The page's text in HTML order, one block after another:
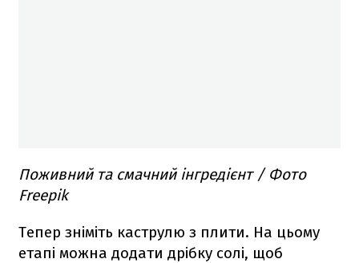
Поживний та смачний інгредієнт / Фото
Freepik
Тепер зніміть каструлю з плити. На цьому
етапі можна додати дрібку солі, щоб